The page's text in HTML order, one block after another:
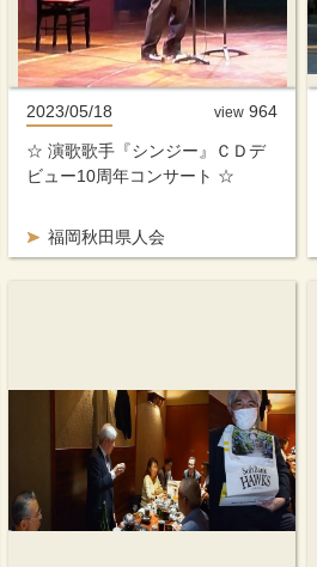
2023/05/18
福岡秋田県人会
☆ 演歌歌手『シンジー』ＣＤデ
ビュー10周年コンサート ☆
view 964